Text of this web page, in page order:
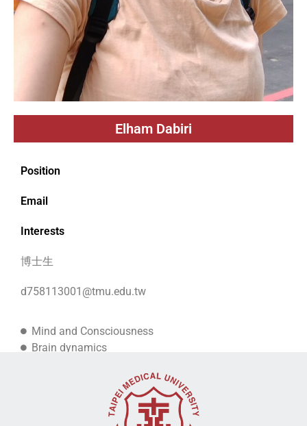
Elham Dabiri
Position
Email
Interests
博士生
d758113001@tmu.edu.tw
Mind and Consciousness
Brain dynamics